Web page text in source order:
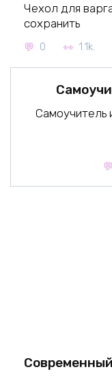
Чехол для
сохранить
0 1.1k.
Самоучитель